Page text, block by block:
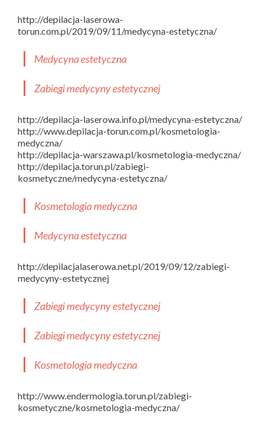
http://depilacja-laserowa-
torun.com.pl/2019/09/11/medycyna-estetyczna/
Medycyna estetyczna
Zabiegi medycyny estetycznej
http://depilacja-laserowa.info.pl/medycyna-estetyczna/
http://www.depilacja-torun.com.pl/kosmetologia-
medyczna/
http://depilacja-warszawa.pl/kosmetologia-medyczna/
http://depilacja.torun.pl/zabiegi-
kosmetyczne/medycyna-estetyczna/
Kosmetologia medyczna
Medycyna estetyczna
http://depilacjalaserowa.net.pl/2019/09/12/zabiegi-
medycyny-estetycznej
Zabiegi medycyny estetycznej
Zabiegi medycyny estetycznej
Kosmetologia medyczna
http://www.endermologia.torun.pl/zabiegi-
kosmetyczne/kosmetologia-medyczna/